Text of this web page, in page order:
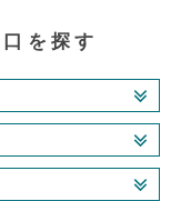
を探す